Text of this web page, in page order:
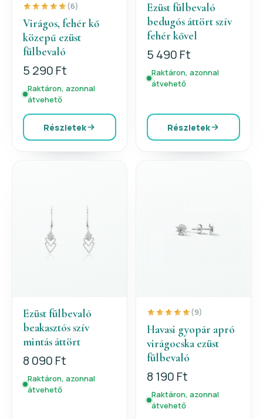
(6)
Virágos, fehér kő
közepű ezüst
fülbevaló
5 290 Ft
Raktáron, azonnal
átvehető
Részletek
Ezüst fülbevaló
bedugós áttört szív
fehér kővel
5 490 Ft
Raktáron, azonnal
átvehető
Részletek
Ezüst fülbevaló
beakasztós szív
mintás áttört
8 090 Ft
Raktáron, azonnal
átvehető
(9)
Havasi gyopár apró
virágocska ezüst
fülbevaló
8 190 Ft
Raktáron, azonnal
átvehető